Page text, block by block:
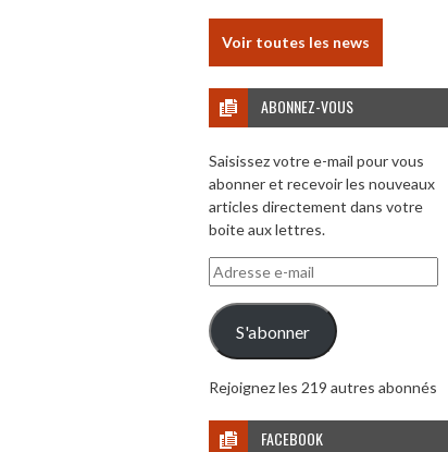
Voir toutes les news
ABONNEZ-VOUS
Saisissez votre e-mail pour vous
abonner et recevoir les nouveaux
articles directement dans votre
boite aux lettres.
Adresse
e-
mail
S'abonner
Rejoignez les 219 autres abonnés
FACEBOOK